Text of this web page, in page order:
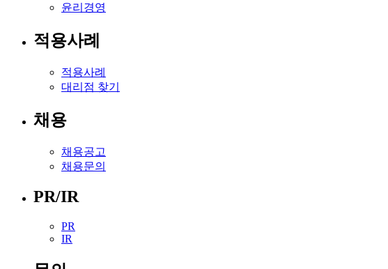
윤리경영
적용사례
적용사례
대리점 찾기
채용
채용공고
채용문의
PR/IR
PR
IR